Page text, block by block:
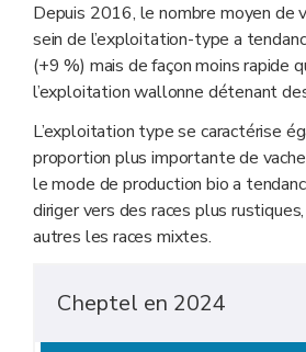
Depuis 2016, le nombre moyen de
sein de l’exploitation-type a
(+9 %) mais de façon moins rapide
l’exploitation wallonne détenant
L’exploitation type se caractérise
proportion plus importante de
le mode de production bio a
diriger vers des races plus
autres les races mixtes.
Cheptel en 2024